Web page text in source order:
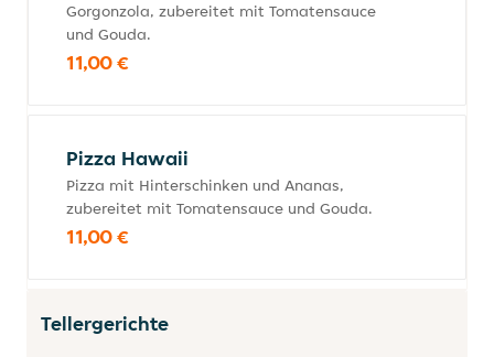
Gorgonzola, zubereitet mit Tomatensauce
und Gouda.
11,00 €
Pizza Hawaii
Pizza mit Hinterschinken und Ananas,
zubereitet mit Tomatensauce und Gouda.
11,00 €
Tellergerichte